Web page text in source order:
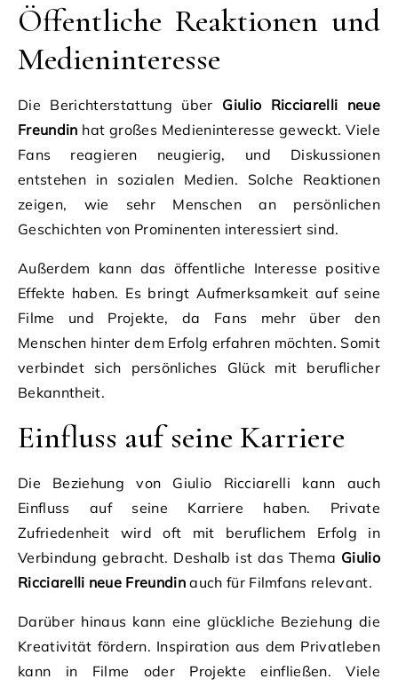
Öffentliche Reaktionen und
Medieninteresse
Die Berichterstattung über Giulio Ricciarelli neue
Freundin hat großes Medieninteresse geweckt. Viele
Fans reagieren neugierig, und Diskussionen
entstehen in sozialen Medien. Solche Reaktionen
zeigen, wie sehr Menschen an persönlichen
Geschichten von Prominenten interessiert sind.
Außerdem kann das öffentliche Interesse positive
Effekte haben. Es bringt Aufmerksamkeit auf seine
Filme und Projekte, da Fans mehr über den
Menschen hinter dem Erfolg erfahren möchten. Somit
verbindet sich persönliches Glück mit beruflicher
Bekanntheit.
Einfluss auf seine Karriere
Die Beziehung von Giulio Ricciarelli kann auch
Einfluss auf seine Karriere haben. Private
Zufriedenheit wird oft mit beruflichem Erfolg in
Verbindung gebracht. Deshalb ist das Thema Giulio
Ricciarelli neue Freundin auch für Filmfans relevant.
Darüber hinaus kann eine glückliche Beziehung die
Kreativität fördern. Inspiration aus dem Privatleben
kann in Filme oder Projekte einfließen. Viele